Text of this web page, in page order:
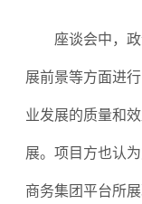
座谈会中，政
展前景等方面进
业发展的质量和
展。项目方也认
商务集团平台所